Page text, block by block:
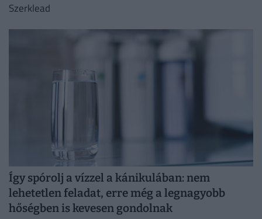
Szerklead
Így spórolj a vízzel a kánikulában: nem
lehetetlen feladat, erre még a legnagyobb
hőségben is kevesen gondolnak